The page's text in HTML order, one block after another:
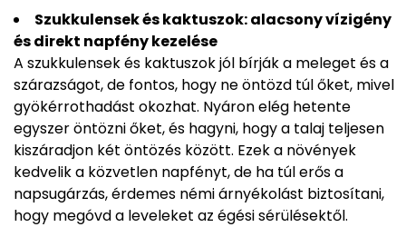
Szukkulensek és kaktuszok: alacsony vízigény
és direkt napfény kezelése
A szukkulensek és kaktuszok jól bírják a meleget és a
szárazságot, de fontos, hogy ne öntözd túl őket, mivel
gyökérrothadást okozhat. Nyáron elég hetente
egyszer öntözni őket, és hagyni, hogy a talaj teljesen
kiszáradjon két öntözés között. Ezek a növények
kedvelik a közvetlen napfényt, de ha túl erős a
napsugárzás, érdemes némi árnyékolást biztosítani,
hogy megóvd a leveleket az égési sérülésektől.